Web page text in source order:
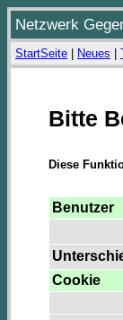
Netzwerk
StartSeite Neues
Bitte
Diese
Benutzer
Cookie